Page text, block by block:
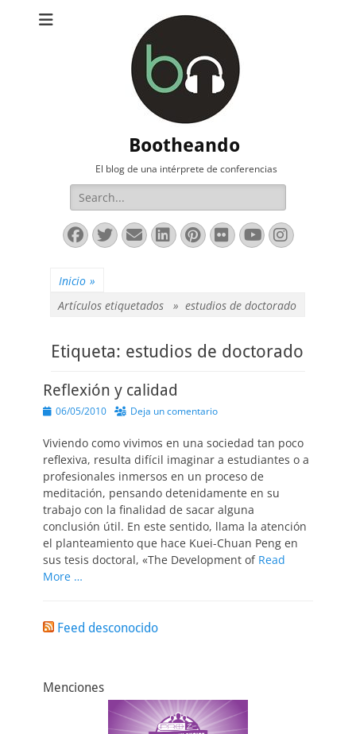
Bootheando
El blog de una intérprete de conferencias
Buscar:
Facebook
Twitter
Correo
electrónico
LinkedIn
Pinterest
FlickrYouTube
Inicio »
Artículos etiquetados » estudios de doctorado
Etiqueta: estudios de doctorado
Reflexión y calidad
Publicado
06/05/2010 Deja un comentario
Viviendo como vivimos en una sociedad tan poco
reflexiva, resulta difícil imaginar a estudiantes o a
profesionales inmersos en un proceso de
meditación, pensando detenidamente en su
trabajo con la finalidad de sacar alguna
conclusión útil. En este sentido, llama la atención
el planteamiento que hace Kuei-Chuan Peng en
sus tesis doctoral, «The Development of Read
More …
Feed desconocido
Menciones